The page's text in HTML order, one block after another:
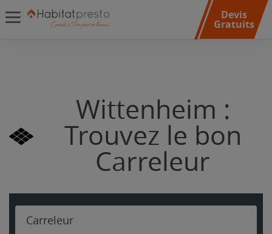
Devis
Gratuits
Wittenheim :
Trouvez le bon
Carreleur
Carreleur